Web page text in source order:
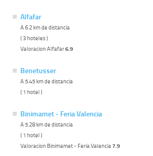
Alfafar
A 6.2 km de distancia
( 3 hoteles )
Valoracion Alfafar6.9
Benetusser
A 5.45 km de distancia
( 1 hotel )
Binimamet - Feria Valencia
A 5.28 km de distancia
( 1 hotel )
Valoracion Binimamet - Feria Valencia7.9